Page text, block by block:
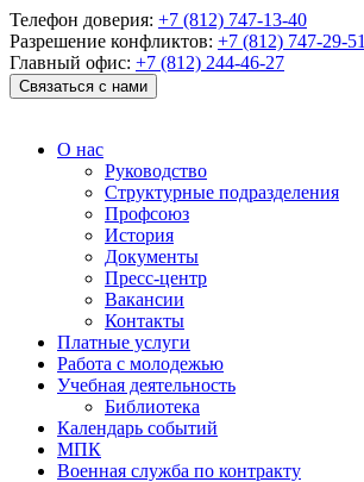
Телефон доверия: +7 (812) 747-13-40
Разрешение конфликтов: +7 (812) 747-29-51
Главный офис: +7 (812) 244-46-27
Связаться с нами
О нас
Руководство
Структурные подразделения
Профсоюз
История
Документы
Пресс-центр
Вакансии
Контакты
Платные услуги
Работа с молодежью
Учебная деятельность
Библиотека
Календарь событий
МПК
Военная служба по контракту